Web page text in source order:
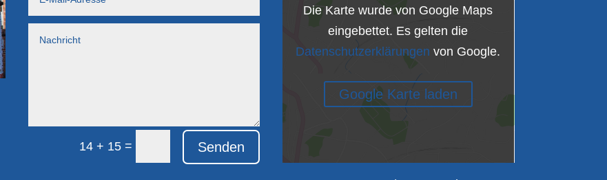
14 + 15 = Senden
Die Karte wurde von Google Maps
eingebettet. Es gelten die
Datenschutzerklärungen von Google.
Google Karte laden